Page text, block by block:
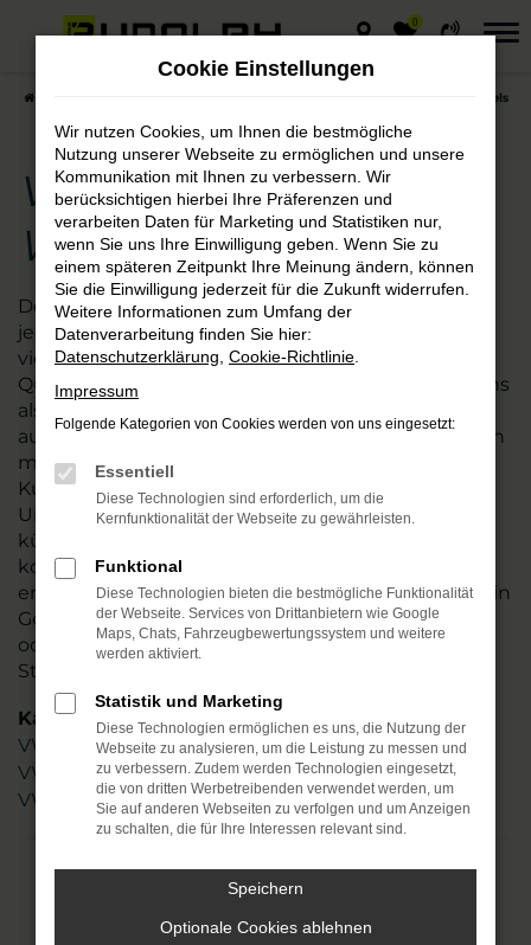
Zum
0
VW Golf – die gute Wahl für Weißenfels
VW Golf – die gute
Wahl für Weißenfels
Der VW Golf passt ebenso nach Weißenfels wie in
jede andere Stadt. Kaum ein anderes Modell ist so
vielseitig und besticht zudem durch exzellente
Qualität. Wir vom Autohaus Rudolph verstehen uns
als Experten für die Fahrzeuge von VW und damit
auch den Golf. Seit vielen Jahren sind wir zudem an
mehreren nah gelegenen Standorten für
Kundinnen und Kunden aus Weißenfels und
Umgebung tätig. Mehr als 110 Mitarbeitende
kümmern sich um Ihre Belange und beraten
kompetent und stets individuell. Sie allein
entscheiden, ob Ihr VW Golf ein Neuwagen oder ein
Gebrauchter sein soll und auch Tageszulassungen
oder Jahreswagen zählen zu unserem Portfolio.
Steigen Sie ein.
Kategorie
VW Golf Gebrauchtwagen Weißenfels
VW Golf Weißenfels
VW Golf Neuwagen Weißenfels
Fehler: Network Error
Cookie Einstellungen
Wir nutzen Cookies, um Ihnen die bestmögliche
Nutzung unserer Webseite zu ermöglichen und unsere
Kommunikation mit Ihnen zu verbessern. Wir
berücksichtigen hierbei Ihre Präferenzen und
verarbeiten Daten für Marketing und Statistiken nur,
wenn Sie uns Ihre Einwilligung geben. Wenn Sie zu
einem späteren Zeitpunkt Ihre Meinung ändern, können
Sie die Einwilligung jederzeit für die Zukunft widerrufen.
Weitere Informationen zum Umfang der
Datenverarbeitung finden Sie hier:
Datenschutzerklärung Cookie-Richtlinie
Impressum
Folgende Kategorien von Cookies werden von uns eingesetzt:
Essentiell
Diese Technologien sind erforderlich, um die
Kernfunktionalität der Webseite zu gewährleisten.
Funktional
Diese Technologien bieten die bestmögliche Funktionalität
der Webseite. Services von Drittanbietern wie Google
Maps, Chats, Fahrzeugbewertungssystem und weitere
werden aktiviert.
Statistik und Marketing
Diese Technologien ermöglichen es uns, die Nutzung der
Webseite zu analysieren, um die Leistung zu messen und
zu verbessern. Zudem werden Technologien eingesetzt,
die von dritten Werbetreibenden verwendet werden, um
Sie auf anderen Webseiten zu verfolgen und um Anzeigen
zu schalten, die für Ihre Interessen relevant sind.
Speichern
Optionale Cookies ablehnen